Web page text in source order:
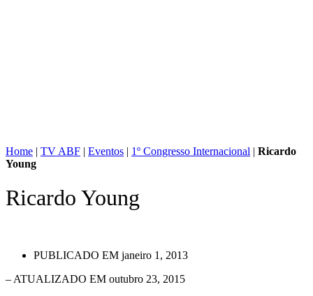
Home | TV ABF | Eventos | 1º Congresso Internacional | Ricardo
Young
Ricardo Young
PUBLICADO EM janeiro 1, 2013
– ATUALIZADO EM outubro 23, 2015